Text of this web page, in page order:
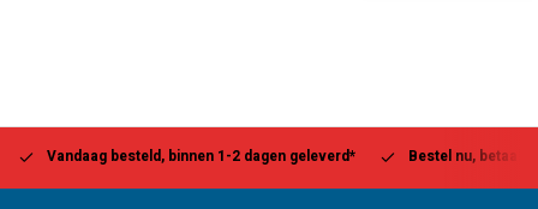
Vandaag besteld, binnen 1-2 dagen geleverd* Bestel nu, betaal